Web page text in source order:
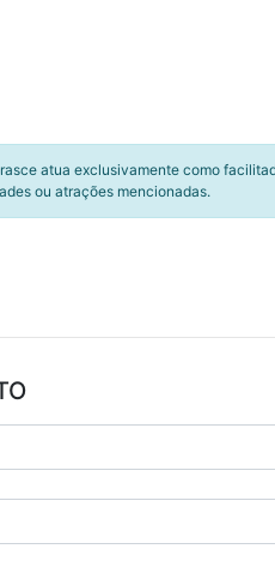
atua exclusivamente como
ou atrações mencionadas.